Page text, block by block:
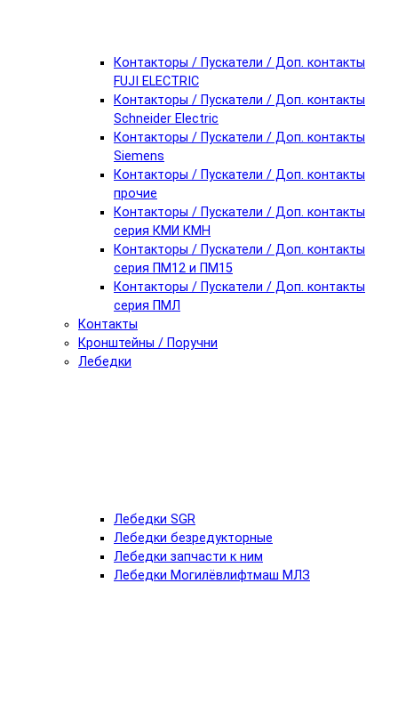
Контакторы / Пускатели / Доп. контакты
FUJI ELECTRIC
Контакторы / Пускатели / Доп. контакты
Schneider Electric
Контакторы / Пускатели / Доп. контакты
Siemens
Контакторы / Пускатели / Доп. контакты
прочие
Контакторы / Пускатели / Доп. контакты
серия КМИ КМН
Контакторы / Пускатели / Доп. контакты
серия ПМ12 и ПМ15
Контакторы / Пускатели / Доп. контакты
серия ПМЛ
Контакты
Кронштейны / Поручни
Лебедки
Лебедки SGR
Лебедки безредукторные
Лебедки запчасти к ним
Лебедки Могилёвлифтмаш МЛЗ